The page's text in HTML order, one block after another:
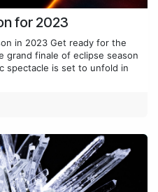
for 2023
in 2023 Get ready for the
grand finale of eclipse season
spectacle is set to unfold in